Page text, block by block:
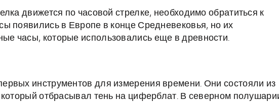
движется по часовой стрелке, необходимо обратиться к
появились в Европе в конце Средневековья, но их
часы, которые использовались еще в древности.
инструментов для измерения времени. Они состояли из
который отбрасывал тень на циферблат. В северном